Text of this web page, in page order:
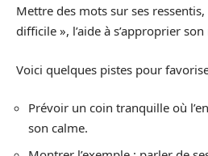
Mettre des mots sur ses ressentis,
difficile », l’aide à s’approprier
Voici quelques pistes pour
Prévoir un coin tranquille où
son calme.